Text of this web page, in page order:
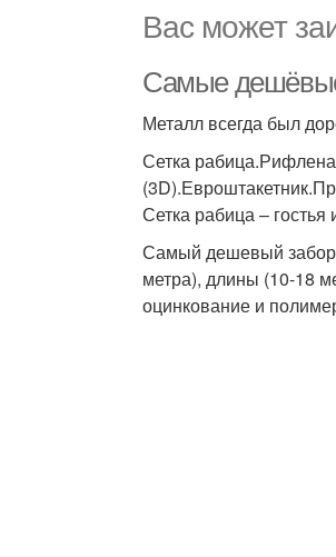
Вас может
Самые
Металл всегда был
Сетка
Сетка рабица – гостья
Самый дешевый забор
метра), длины (10-18
оцинкование и